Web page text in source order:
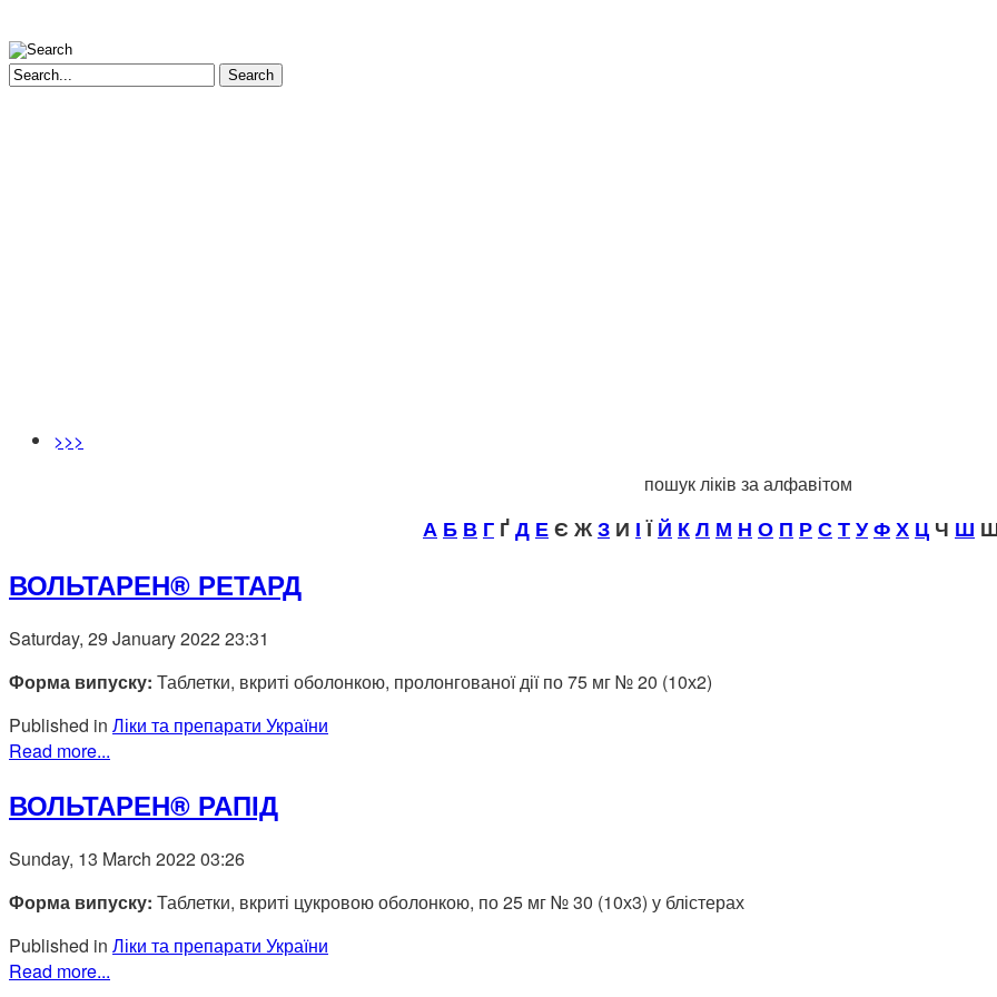
Search
>>>
пошук ліків за алфавітом
А Б В Г ҐД ЕЄ ЖЗ И ІЇЙ КЛ М Н О П РСТУФХ Ц Ч Ш
ВОЛЬТАРЕН® РЕТАРД
Saturday, 29 January 2022 23:31
Форма випуску: Таблетки, вкриті оболонкою, пролонгованої дії по 75 мг № 20 (10х2)
Published in Ліки та препарати України
Read more...
ВОЛЬТАРЕН® РАПІД
Sunday, 13 March 2022 03:26
Форма випуску: Таблетки, вкриті цукровою оболонкою, по 25 мг № 30 (10х3) у блістерах
Published in Ліки та препарати України
Read more...